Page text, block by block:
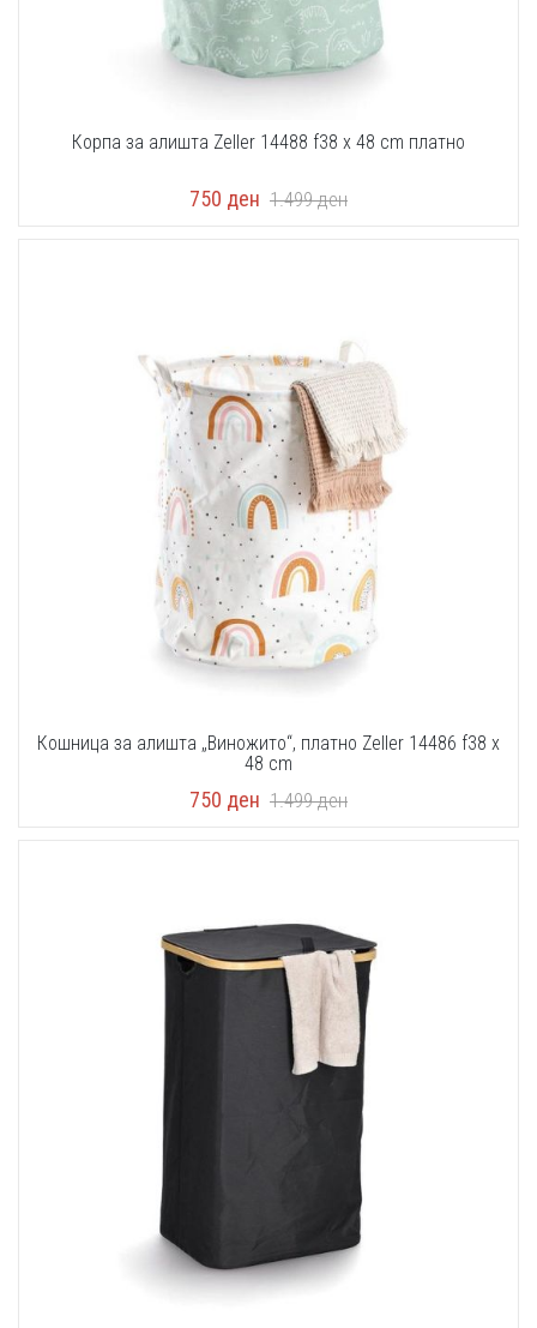
Корпа за алишта Zeller 14488 f38 x 48 cm платно
750 ден 1.499ден
Кошница за алишта „Виножито“, платно Zeller 14486 f38 x
48 cm
750 ден 1.499ден